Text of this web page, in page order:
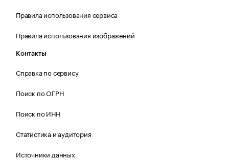
Правила использования сервиса
Правила использования изображений
Контакты
Справка по сервису
Поиск по ОГРН
Поиск по ИНН
Статистика и аудитория
Источники данных